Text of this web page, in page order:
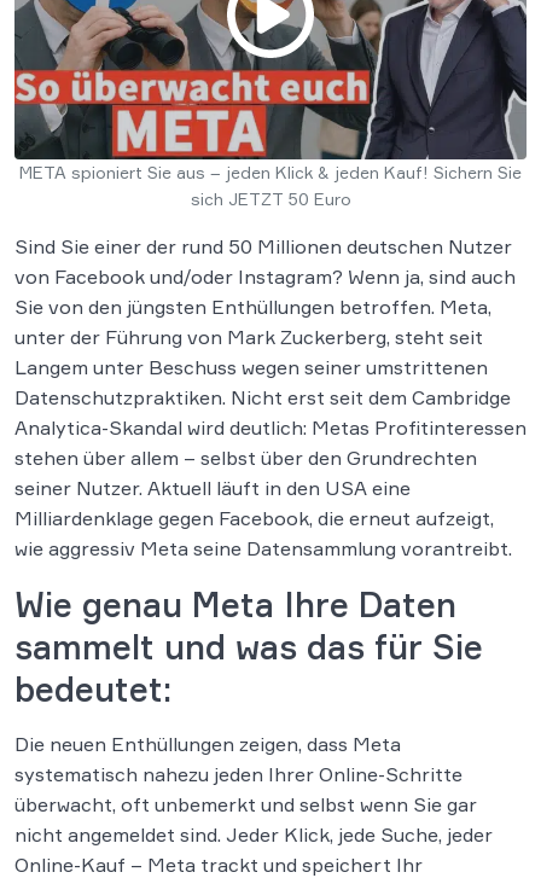
META spioniert Sie aus – jeden Klick & jeden Kauf! Sichern Sie
sich JETZT 50 Euro
Sind Sie einer der rund 50 Millionen deutschen Nutzer
von Facebook und/oder Instagram? Wenn ja, sind auch
Sie von den jüngsten Enthüllungen betroffen. Meta,
unter der Führung von Mark Zuckerberg, steht seit
Langem unter Beschuss wegen seiner umstrittenen
Datenschutzpraktiken. Nicht erst seit dem Cambridge
Analytica-Skandal wird deutlich: Metas Profitinteressen
stehen über allem – selbst über den Grundrechten
seiner Nutzer. Aktuell läuft in den USA eine
Milliardenklage gegen Facebook, die erneut aufzeigt,
wie aggressiv Meta seine Datensammlung vorantreibt.
Wie genau Meta Ihre Daten
sammelt und was das für Sie
bedeutet:
Die neuen Enthüllungen zeigen, dass Meta
systematisch nahezu jeden Ihrer Online-Schritte
überwacht, oft unbemerkt und selbst wenn Sie gar
nicht angemeldet sind. Jeder Klick, jede Suche, jeder
Online-Kauf – Meta trackt und speichert Ihr